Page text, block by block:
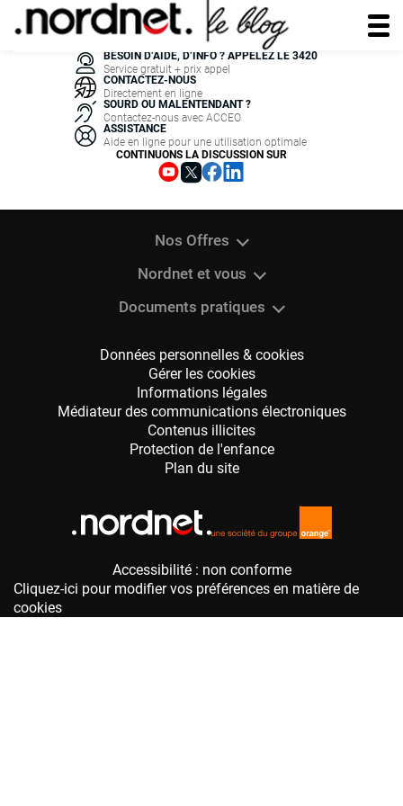
Accessibilité : non conforme
Cliquez-ici pour modifier vos préférences en matière de
cookies